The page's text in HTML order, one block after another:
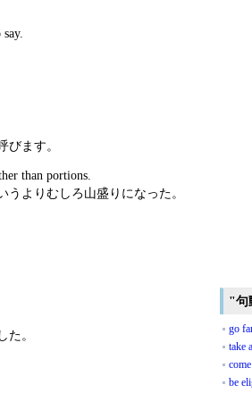
びます。
than portions.
よりむしろ山盛りになった。
た。
"句
go
take
be